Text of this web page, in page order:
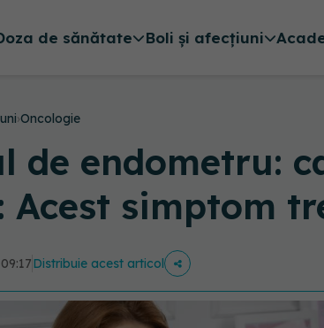
de sănătate Boli și afecțiuni
›Oncologie
de endometru:
Acest simptom
Distribuie acest articol